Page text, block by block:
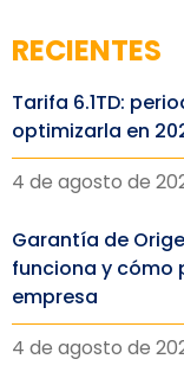
RECIENTES
Tarifa 6.1TD:
optimizarla en
4 de agosto de
Garantía de
funciona y cómo
empresa
4 de agosto de